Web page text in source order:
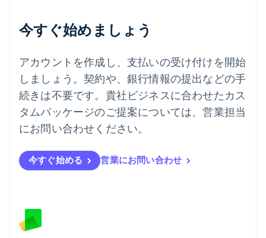
今すぐ始めましょう
アカウントを作成し、支払いの受け付けを開始
しましょう。契約や、銀行情報の提出などの手
続きは不要です。貴社ビジネスに合わせたカス
タムパッケージのご提案については、営業担当
にお問い合わせください。
今すぐ始める 営業にお問い合わせ
ドイツ
ニュージーランド
English
ノルウェー
English
ハンガリー
English
フィンランド
ブラジル
PortuguêsEnglish
フランス
English
ベルギー